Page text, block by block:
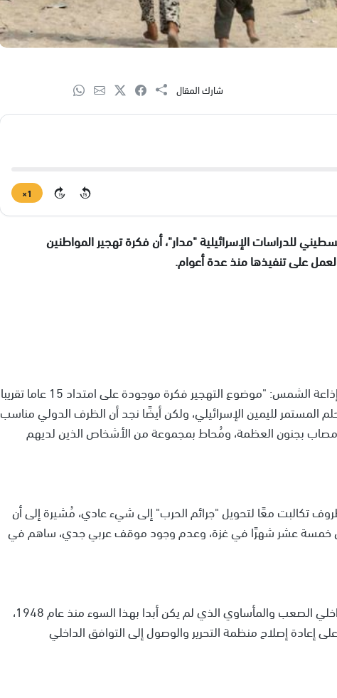
شارك المقال
15
15
1×
للدراسات الإسرائيلية "مدار"، أن فكرة تهجير المواطنين
على تنفيذها منذ عدة أعوام.
وأضافت في مداخلة هاتفية لبرنامج "أول خبر" على إذاعة الشمس: "موضوع التهجير فكرة موجودة على امتداد 15 عاما تقريبا
المستمر لليمين الإسرائيلي، ولكن أيضًا نجد أن الظرف الدولي مناسب
بجنون العظمة، ومُحاط بمجموعة من الأشخاص الذين لديهم
تكالبت معًا لتحويل "جرائم الحرب" إلى شيء عادي، مُشيرة إلى أن
خمسة عشر شهرًا في غزة، وعدم وجود موقف عربي جدي، ساهم في
وتابعت: "أيضَا سوء الإدارة الفلسطينية والوضع الداخلي الصعب والمأساوي الذي لم يكن أبدا بهذا السوء منذ عام 1948،
إصلاح منظمة التحرير والوصول إلى التوافق الداخلي